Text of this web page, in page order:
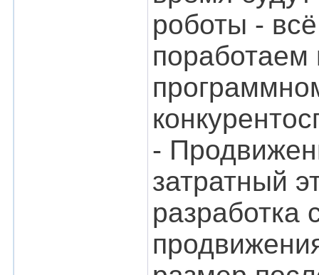
роботы -
поработаем
-
затратный
разработка